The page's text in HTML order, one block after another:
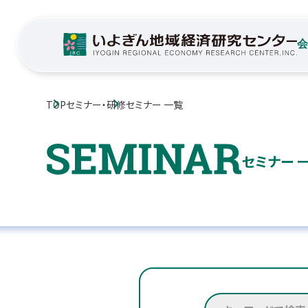
TOPセミナー・研修セミナー 一覧
セミナー